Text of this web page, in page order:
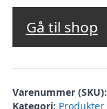
Gå til shop
Varenummer (SKU):
Kategori: Produkter